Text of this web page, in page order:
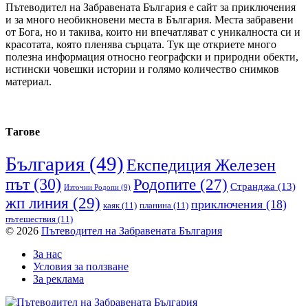
Пътеводител на Забравената България е сайт за приключения
и за много необикновени места в България. Места забравени
от Бога, но и такива, които ни впечатляват с уникалноста си и
красотата, която пленява сърцата. Тук ще откриете много
полезна информация относно географски и природни обекти,
истински човешки истории и голямо количество снимков
материал.
Тагове
България (49)Експедиция Железен
път(30) Източни Родопи (9) Родопите (27) Странджа (13)
жп линия (29) каяк(11) планина (11) приключения (18)
пътешествия (11)
© 2026 Пътеводител на Забравената България
За нас
Условия за ползване
За реклама